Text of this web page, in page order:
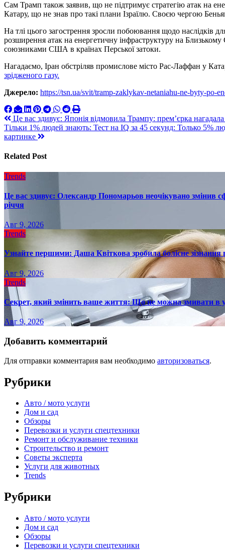
Сам Трамп також заявив, що не підтримує стратегію атак на
Катару, що не знав про такі плани Ізраїлю. Своєю чергою
На тлі цього загострення зросли побоювання щодо наслідків
розширення атак на енергетичну інфраструктуру на
союзниками США в країнах Перської затоки.
Нагадаємо, Іран обстріляв промислове місто Рас-Лаффан у
зрідженого газу.
Джерело: https://tsn.ua/svit/tramp-zaklykav-netaniahu-ne-byty-po-
Навигация
по
Це вас здивує: Японія відмовила Трампу: прем’єрка
Тільки 1% людей знають: Тест на IQ за 45 секунд: Только 5%
картинке
Related Post
Trends
Це вас здивує: Олександр Пономарьов неочікувано змінив
річчя
Авг 9, 2026
Trends
Узнайте першими: Даша Квіткова зробила болісне
Авг 9, 2026
Trends
Секрет, який змінить ваше життя: Що не можна змивати в
Авг 9, 2026
Добавить комментарий
Для отправки комментария вам необходимо авторизоваться.
Рубрики
Авто / мото услуги
Дом и сад
Обзоры
Перевозки и услуги спецтехники
Ремонт и обслуживание техники
Строительство и ремонт
Советы эксперта
Услуги для животных
Trends
Рубрики
Авто / мото услуги
Дом и сад
Обзоры
Перевозки и услуги спецтехники